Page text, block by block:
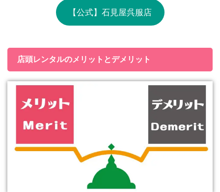
【公式】石見屋呉服店
店頭レンタルのメリットとデメリット